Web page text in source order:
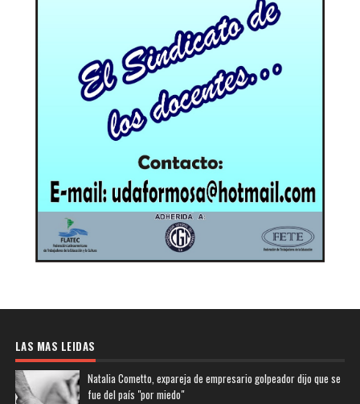
LAS MAS LEIDAS
Natalia Cometto, expareja de empresario golpeador dijo que se
fue del país "por miedo"